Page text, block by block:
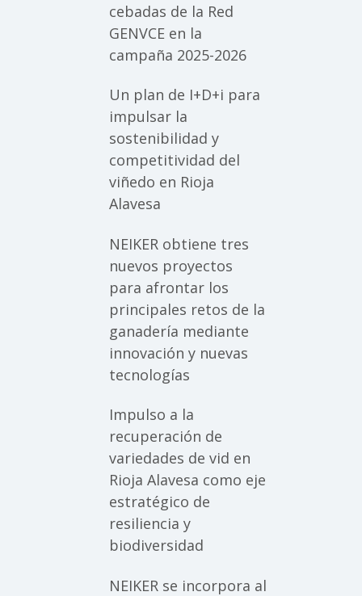
cebadas de la Red
GENVCE en la
campaña 2025-2026
Un plan de I+D+i para
impulsar la
sostenibilidad y
competitividad del
viñedo en Rioja
Alavesa
NEIKER obtiene tres
nuevos proyectos
para afrontar los
principales retos de la
ganadería mediante
innovación y nuevas
tecnologías
Impulso a la
recuperación de
variedades de vid en
Rioja Alavesa como eje
estratégico de
resiliencia y
biodiversidad
NEIKER se incorpora al